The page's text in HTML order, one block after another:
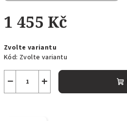
1 455 Kč
cena:
Zvolte variantu
Kód: Zvolte variantu
+
−